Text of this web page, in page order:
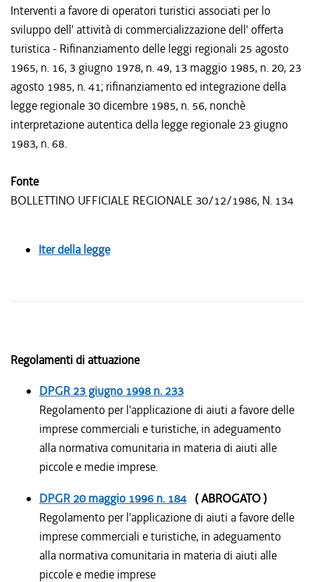
Interventi a favore di operatori turistici associati per lo
sviluppo dell' attività di commercializzazione dell' offerta
turistica - Rifinanziamento delle leggi regionali 25 agosto
1965, n. 16, 3 giugno 1978, n. 49, 13 maggio 1985, n. 20, 23
agosto 1985, n. 41; rifinanziamento ed integrazione della
legge regionale 30 dicembre 1985, n. 56, nonchè
interpretazione autentica della legge regionale 23 giugno
1983, n. 68.
Fonte
BOLLETTINO UFFICIALE REGIONALE 30/12/1986, N. 134
Iter della legge
Regolamenti di attuazione
DPGR 23 giugno 1998 n. 233
Regolamento per l'applicazione di aiuti a favore delle
imprese commerciali e turistiche, in adeguamento
alla normativa comunitaria in materia di aiuti alle
piccole e medie imprese.
DPGR 20 maggio 1996 n. 184( ABROGATO )
Regolamento per l'applicazione di aiuti a favore delle
imprese commerciali e turistiche, in adeguamento
alla normativa comunitaria in materia di aiuti alle
piccole e medie imprese